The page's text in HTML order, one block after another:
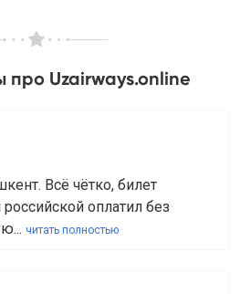
про Uzairways.online
Всё чётко, билет
оплатил без
читать полностью